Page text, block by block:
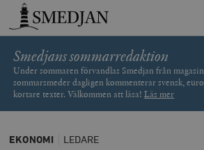
Timbro
Smedjans sommarredaktion
Under sommaren förvandlas Smedjan från
sommarsmeder dagligen kommenterar svensk,
kortare texter. Välkommen att läsa!Läs mer
EKONOMI LEDARE